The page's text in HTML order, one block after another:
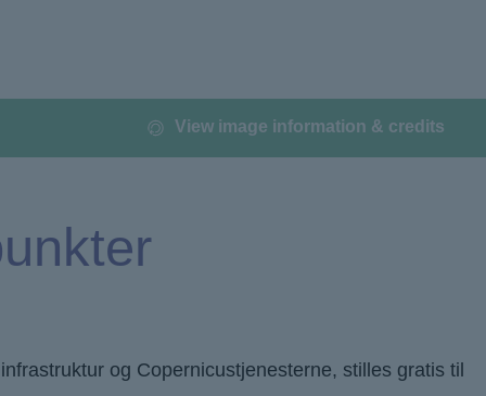
View image information & credits
og Copernicustjenesterne, stilles gratis til